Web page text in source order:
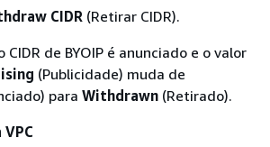
CIDR (Retirar CIDR).
de BYOIP é anunciado e o valor
(Publicidade) muda de
para Withdrawn (Retirado).